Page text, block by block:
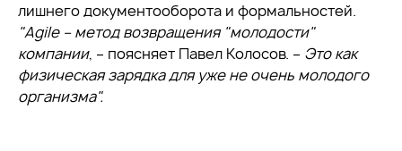
лишнего документооборота и формальностей.
"Agile – метод возвращения "молодости"
компании, – поясняет Павел Колосов. – Это как
физическая зарядка для уже не очень молодого
организма".